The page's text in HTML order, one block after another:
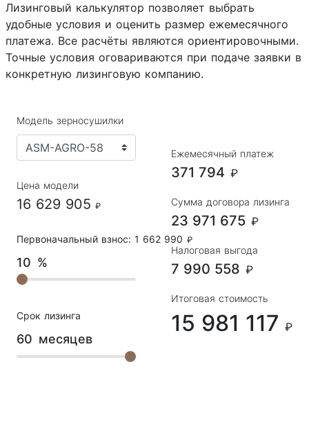
Лизинговый калькулятор позволяет выбрать
удобные условия и оценить размер ежемесячного
платежа. Все расчёты являются ориентировочными.
Точные условия оговариваются при подаче заявки в
конкретную лизинговую компанию.
Модель зерносушилки
Цена модели
16 629 905 ₽
Первоначальный взнос: 1 662 990 ₽
10 %
Срок лизинга
60 месяцев
Ежемесячный платеж
371 794 ₽
Сумма договора лизинга
23 971 675 ₽
Налоговая выгода
7 990 558 ₽
Итоговая стоимость
15 981 117 ₽